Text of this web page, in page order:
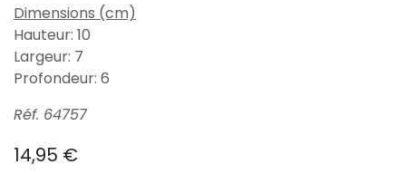
Dimensions (cm)
Hauteur: 10
Largeur: 7
Profondeur: 6
Réf. 64757
14,95 €